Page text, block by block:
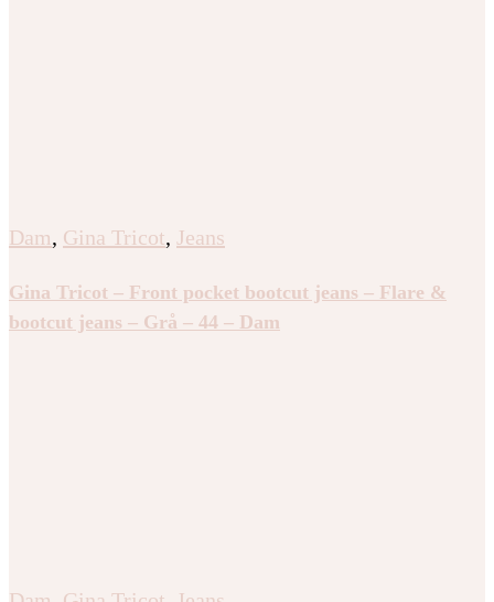
Dam, Gina Tricot, Jeans
Gina Tricot – Front pocket bootcut jeans – Flare &
bootcut jeans – Grå – 44 – Dam